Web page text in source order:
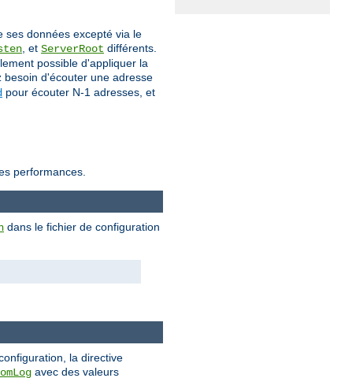
ses données excepté via le
, et ServerRoot différents.
possible d'appliquer la
besoin d'écouter une adresse
pour écouter N-1 adresses, et
performances.
dans le fichier de configuration
la directive
avec des valeurs